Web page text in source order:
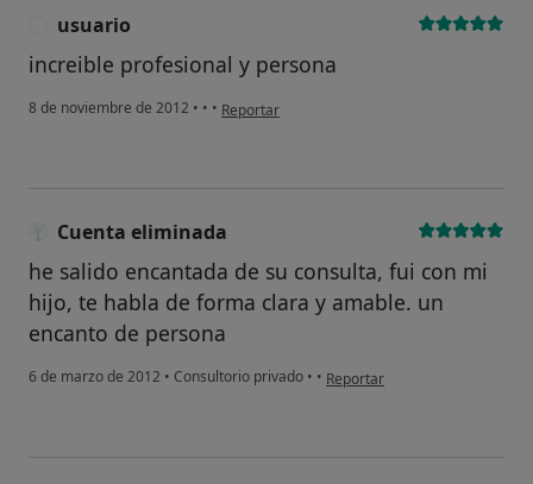
usuario
increible profesional y persona
8 de noviembre de 2012 • • • en opinión del usuario usuario
Reportar
Cuenta eliminada
he salido encantada de su consulta, fui con mi
hijo, te habla de forma clara y amable. un
encanto de persona
6 de marzo de 2012 • Consultorio privado • • en opinión del usuario Cuenta
Reportar